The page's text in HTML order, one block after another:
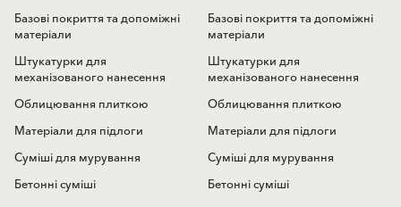
Базові покриття та допоміжні
матеріали
Штукатурки для
механізованого нанесення
Облицювання плиткою
Матеріали для підлоги
Суміші для мурування
Бетонні суміші
Базові покриття та допоміжні
матеріали
Штукатурки для
механізованого нанесення
Облицювання плиткою
Матеріали для підлоги
Суміші для мурування
Бетонні суміші